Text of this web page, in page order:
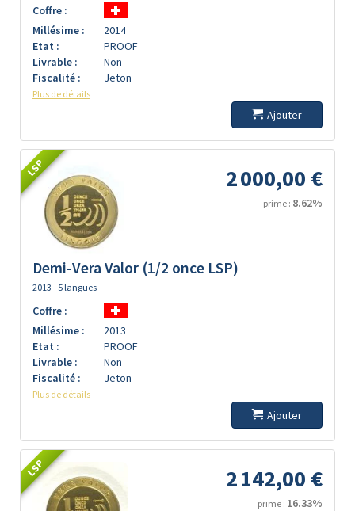
Coffre :
Millésime :
2014
Etat :
PROOF
Livrable :
Non
Fiscalité :
Jeton
Plus de détails
Ajouter
LSP 2 000,00 €
prime : 8.62%
Demi-Vera Valor (1/2 once LSP)
2013 - 5 langues
Coffre :
Millésime :
2013
Etat :
PROOF
Livrable :
Non
Fiscalité :
Jeton
Plus de détails
Ajouter
LSP 2 142,00 €
prime : 16.33%